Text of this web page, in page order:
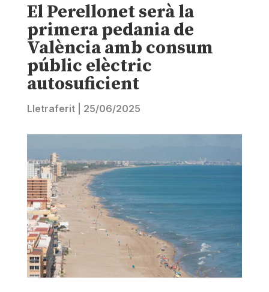
El Perellonet serà la
primera pedania de
València amb consum
públic elèctric
autosuficient
Lletraferit| 25/06/2025